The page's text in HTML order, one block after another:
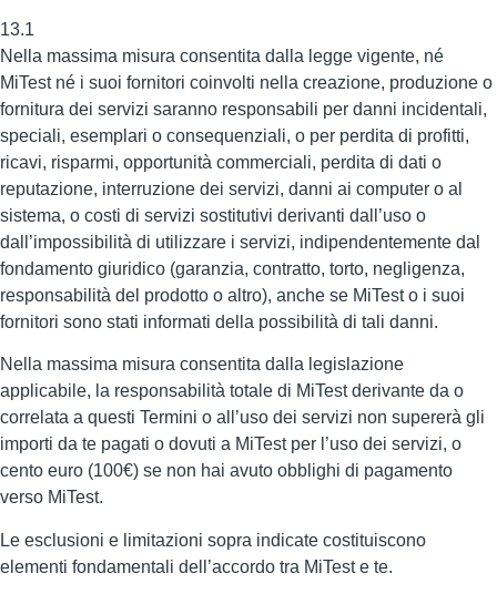
13.1
Nella massima misura consentita dalla legge vigente, né
MiTest né i suoi fornitori coinvolti nella creazione, produzione o
fornitura dei servizi saranno responsabili per danni incidentali,
speciali, esemplari o consequenziali, o per perdita di profitti,
ricavi, risparmi, opportunità commerciali, perdita di dati o
reputazione, interruzione dei servizi, danni ai computer o al
sistema, o costi di servizi sostitutivi derivanti dall’uso o
dall’impossibilità di utilizzare i servizi, indipendentemente dal
fondamento giuridico (garanzia, contratto, torto, negligenza,
responsabilità del prodotto o altro), anche se MiTest o i suoi
fornitori sono stati informati della possibilità di tali danni.
Nella massima misura consentita dalla legislazione
applicabile, la responsabilità totale di MiTest derivante da o
correlata a questi Termini o all’uso dei servizi non supererà gli
importi da te pagati o dovuti a MiTest per l’uso dei servizi, o
cento euro (100€) se non hai avuto obblighi di pagamento
verso MiTest.
Le esclusioni e limitazioni sopra indicate costituiscono
elementi fondamentali dell’accordo tra MiTest e te.